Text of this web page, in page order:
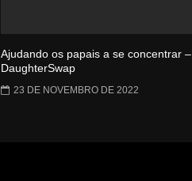
Ajudando os papais a se concentrar –
DaughterSwap
23 DE NOVEMBRO DE 2022